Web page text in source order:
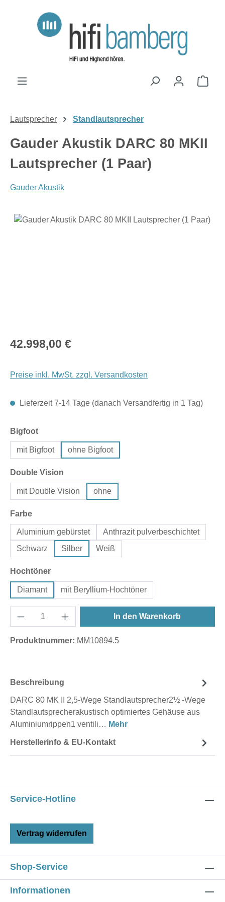
Zum Hauptinhalt springen
Lautsprecher Standlautsprecher
Gauder Akustik DARC 80 MKII
Lautsprecher (1 Paar)
Gauder Akustik
Bildergalerie überspringen
Regulärer Preis:
42.998,00 €
Preise inkl. MwSt. zzgl. Versandkosten
Lieferzeit 7-14 Tage (danach Versandfertig in 1 Tag)
Bigfootauswählen
mit Bigfoot ohne Bigfoot
Double Vision
mit Double Vision ohne
Farbeauswählen
Aluminium gebürstet
Anthrazit pulverbeschichtet
Schwarz
Silber Weiß
Hochtönerauswählen
Diamant mit Beryllium-Hochtöner
In den Warenkorb
Produktnummer: MM10894.5
Beschreibung
DARC 80 MK II 2,5-Wege Standlautsprecher2½ -Wege
Standlautsprecherakustisch optimiertes Gehäuse aus
Aluminiumrippen1 ventili… Mehr
Herstellerinfo & EU-Kontakt
Service-Hotline
Vertrag widerrufen
Shop-Service
Informationen